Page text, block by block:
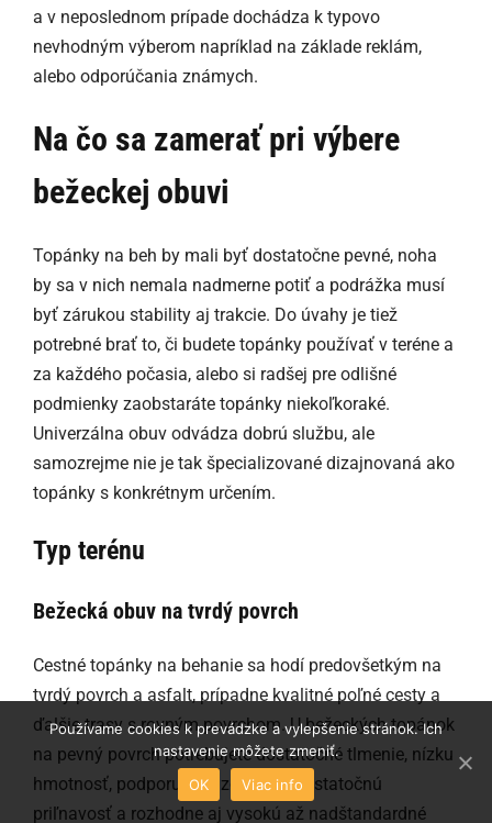
a v neposlednom prípade dochádza k typovo
nevhodným výberom napríklad na základe reklám,
alebo odporúčania známych.
Na čo sa zamerať pri výbere
bežeckej obuvi
Topánky na beh by mali byť dostatočne pevné, noha
by sa v nich nemala nadmerne potiť a podrážka musí
byť zárukou stability aj trakcie. Do úvahy je tiež
potrebné brať to, či budete topánky používať v teréne a
za každého počasia, alebo si radšej pre odlišné
podmienky zaobstaráte topánky niekoľkoraké.
Univerzálna obuv odvádza dobrú službu, ale
samozrejme nie je tak špecializované dizajnovaná ako
topánky s konkrétnym určením.
Typ terénu
Bežecká obuv na tvrdý povrch
Cestné topánky na behanie sa hodí predovšetkým na
tvrdý povrch a asfalt, prípadne kvalitné poľné cesty a
ďalšie trasy s rovným povrchom. U bežeckých topánok
na pevný povrch potrebujete dostatočné tlmenie, nízku
hmotnosť, podporu odrazové sily, dostatočnú
priľnavosť a rozhodne aj vysokú až nadštandardné
Používame cookies k prevádzke a vylepšenie stránok. Ich
nastavenie môžete zmeniť.
OK
Viac info